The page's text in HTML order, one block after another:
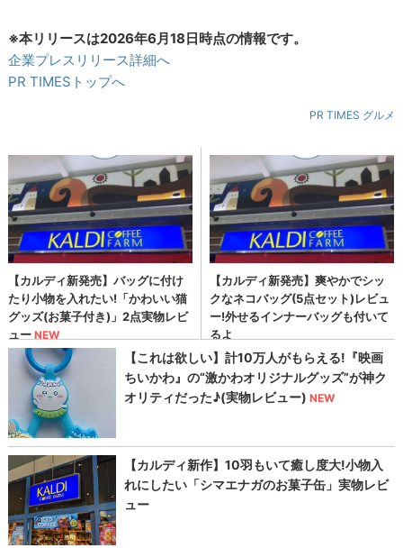
※本リリースは2026年6月18日時点の情報です。
企業プレスリリース詳細へ
PR TIMESトップへ
PR TIMES グルメ